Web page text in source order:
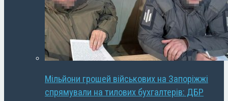
Мільйони грошей військових на Запоріжжі
спрямували на тилових бухгалтерів: ДБР